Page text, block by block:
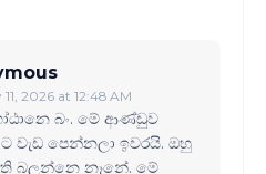
2026 at 12:48 AM
බං. මේ ආණ්ඩුව
වැඩ පෙන්නලා ඉවරයි. ඔහු
බලන්නෙ නෑනේ. මේ